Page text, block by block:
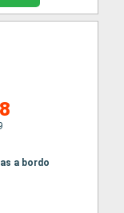
a bordo